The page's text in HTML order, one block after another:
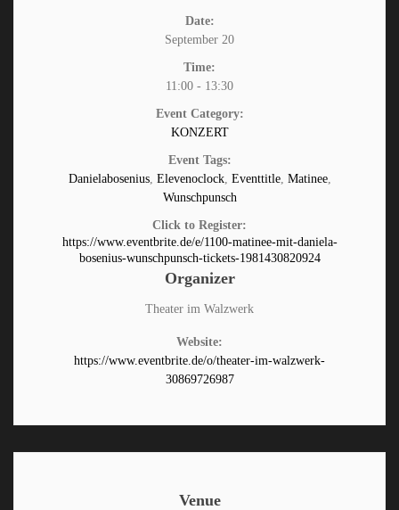
Date:
September 20
Time:
11:00 - 13:30
Event Category:
KONZERT
Event Tags:
Danielabosenius, Elevenoclock, Eventtitle, Matinee,
Wunschpunsch
Click to Register:
https://www.eventbrite.de/e/1100-matinee-mit-daniela-
bosenius-wunschpunsch-tickets-1981430820924
Organizer
Theater im Walzwerk
Website:
https://www.eventbrite.de/o/theater-im-walzwerk-
30869726987
Venue